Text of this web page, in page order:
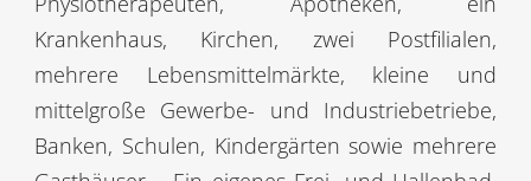
Krankenhaus, Kirchen, zwei Postfilialen,
mehrere Lebensmittelmärkte, kleine und
mittelgroße Gewerbe- und Industriebetriebe,
Banken, Schulen, Kindergärten sowie mehrere